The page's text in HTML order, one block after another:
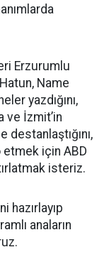
Erzurumlu
Name
yazdığını,
ve İzmit’in
etmek için ABD
isteriz.
hazırlayıp
anaların